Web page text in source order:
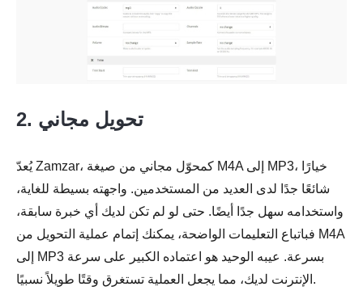
2. تحويل مجاني
يُعدّ Zamzar، كمحوّل مجاني من صيغة M4A إلى MP3، خيارًا
شائعًا جدًا لدى العديد من المستخدمين. واجهته بسيطة للغاية،
واستخدامه سهل جدًا أيضًا. حتى لو لم تكن لديك أي خبرة سابقة،
فباتباع التعليمات الواضحة، يمكنك إتمام عملية التحويل من M4A
إلى MP3 بسرعة. عيبه الوحيد هو اعتماده الكبير على سرعة
الإنترنت لديك، مما يجعل العملية تستغرق وقتًا طويلاً نسبيًا.